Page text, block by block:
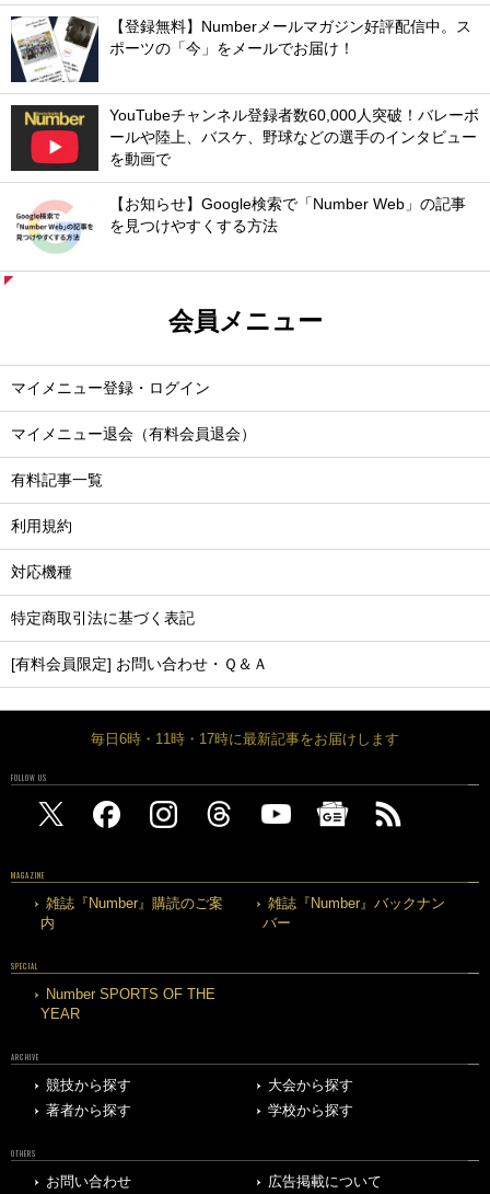
【登録無料】Numberメールマガジン好評配信中。ス
ポーツの「今」をメールでお届け！
YouTubeチャンネル登録者数60,000人突破！バレーボ
ールや陸上、バスケ、野球などの選手のインタビュー
を動画で
【お知らせ】Google検索で「Number Web」の記事
を見つけやすくする方法
会員メニュー
マイメニュー登録・ログイン
マイメニュー退会（有料会員退会）
有料記事一覧
利用規約
対応機種
特定商取引法に基づく表記
[有料会員限定] お問い合わせ・Ｑ＆Ａ
毎日6時・11時・17時に最新記事をお届けします
FOLLOW US
MAGAZINE
雑誌『Number』購読のご案
内
雑誌『Number』バックナン
バー
SPECIAL
Number SPORTS OF THE
YEAR
ARCHIVE
競技から探す
大会から探す
著者から探す
学校から探す
OTHERS
お問い合わせ 広告掲載について